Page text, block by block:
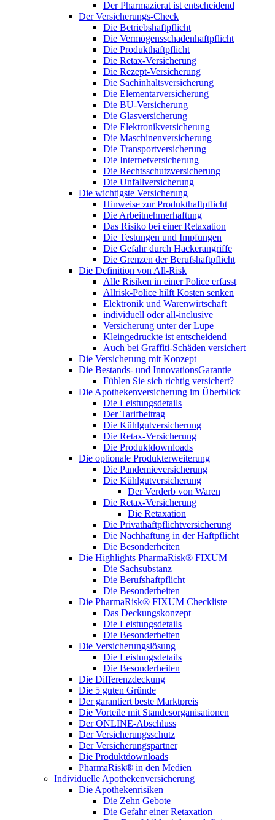
Der Pharmazierat ist entscheidend
Der Versicherungs-Check
Die Betriebshaftpflicht
Die Vermögensschadenhaftpflicht
Die Produkthaftpflicht
Die Retax-Versicherung
Die Rezept-Versicherung
Die Sachinhaltsversicherung
Die Elementarversicherung
Die BU-Versicherung
Die Glasversicherung
Die Elektronikversicherung
Die Maschinenversicherung
Die Transportversicherung
Die Internetversicherung
Die Rechtsschutzversicherung
Die Unfallversicherung
Die wichtigste Versicherung
Hinweise zur Produkthaftpflicht
Die Arbeitnehmerhaftung
Das Risiko bei einer Retaxation
Die Testungen und Impfungen
Die Gefahr durch Hackerangriffe
Die Grenzen der Berufshaftpflicht
Die Definition von All-Risk
Alle Risiken in einer Police erfasst
Allrisk-Police hilft Kosten senken
Elektronik und Warenwirtschaft
individuell oder all-inclusive
Versicherung unter der Lupe
Kleingedruckte ist entscheidend
Auch bei Graffiti-Schäden versichert
Die Versicherung mit Konzept
Die Bestands- und InnovationsGarantie
Fühlen Sie sich richtig versichert?
Die Apothekenversicherung im Überblick
Die Leistungsdetails
Der Tarifbeitrag
Die Kühlgutversicherung
Die Retax-Versicherung
Die Produktdownloads
Die optionale Produkterweiterung
Die Pandemieversicherung
Die Kühlgutversicherung
Der Verderb von Waren
Die Retax-Versicherung
Die Retaxation
Die Privathaftpflichtversicherung
Die Nachhaftung in der Haftpflicht
Die Besonderheiten
Die Highlights PharmaRisk® FIXUM
Die Sachsubstanz
Die Berufshaftpflicht
Die Besonderheiten
Die PharmaRisk® FIXUM Checkliste
Das Deckungskonzept
Die Leistungsdetails
Die Besonderheiten
Die Versicherungslösung
Die Leistungsdetails
Die Besonderheiten
Die Differenzdeckung
Die 5 guten Gründe
Der garantiert beste Marktpreis
Die Vorteile mit Standesorganisationen
Der ONLINE-Abschluss
Der Versicherungsschutz
Der Versicherungspartner
Die Produktdownloads
PharmaRisk® in den Medien
Individuelle Apothekenversicherung
Die Apothekenrisiken
Die Zehn Gebote
Die Gefahr einer Retaxation